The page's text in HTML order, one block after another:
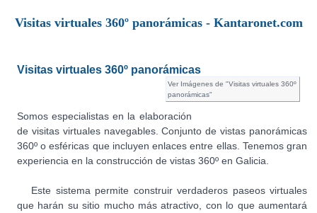
Visitas virtuales 360º panorámicas - Kantaronet.com
Visitas virtuales 360º panorámicas
Ver Imágenes de "Visitas virtuales 360º
panorámicas"
Somos especialistas en la elaboración
de visitas virtuales navegables. Conjunto de vistas panorámicas
360º o esféricas que incluyen enlaces entre ellas. Tenemos gran
experiencia en la construcción de vistas 360º en Galicia.
Este sistema permite construir verdaderos paseos virtuales
que harán su sitio mucho más atractivo, con lo que aumentará